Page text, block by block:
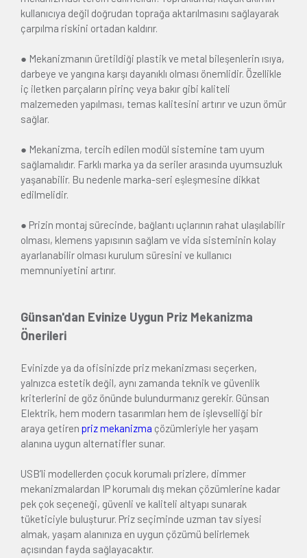
kullanıcıya değil doğrudan toprağa aktarılmasını sağlayarak
çarpılma riskini ortadan kaldırır.
● Mekanizmanın üretildiği plastik ve metal bileşenlerin ısıya,
darbeye ve yangına karşı dayanıklı olması önemlidir. Özellikle
iç iletken parçaların pirinç veya bakır gibi kaliteli
malzemeden yapılması, temas kalitesini artırır ve uzun ömür
sağlar.
● Mekanizma, tercih edilen modül sistemine tam uyum
sağlamalıdır. Farklı marka ya da seriler arasında uyumsuzluk
yaşanabilir. Bu nedenle marka-seri eşleşmesine dikkat
edilmelidir.
● Prizin montaj sürecinde, bağlantı uçlarının rahat ulaşılabilir
olması, klemens yapısının sağlam ve vida sisteminin kolay
ayarlanabilir olması kurulum süresini ve kullanıcı
memnuniyetini artırır.
Günsan'dan Evinize Uygun Priz Mekanizma
Önerileri
Evinizde ya da ofisinizde priz mekanizması seçerken,
yalnızca estetik değil, aynı zamanda teknik ve güvenlik
kriterlerini de göz önünde bulundurmanız gerekir. Günsan
Elektrik, hem modern tasarımları hem de işlevselliği bir
araya getiren priz mekanizma çözümleriyle her yaşam
alanına uygun alternatifler sunar.
USB’li modellerden çocuk korumalı prizlere, dimmer
mekanizmalardan IP korumalı dış mekan çözümlerine kadar
pek çok seçeneği, güvenli ve kaliteli altyapı sunarak
tüketiciyle buluşturur. Priz seçiminde uzman tav siyesi
almak, yaşam alanınıza en uygun çözümü belirlemek
açısından fayda sağlayacaktır.